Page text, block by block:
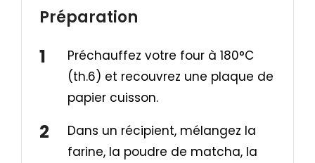
Préparation
Préchauffez votre four à 180°C
(th.6) et recouvrez une plaque de
papier cuisson.
Dans un récipient, mélangez la
farine, la poudre de matcha, la